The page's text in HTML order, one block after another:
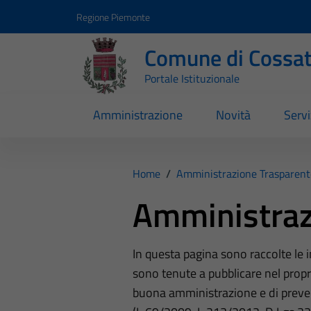
Regione Piemonte
Comune di
Portale Istituzionale
Amministrazione Novità
Home / Amministrazione
In questa pagina sono raccolte
sono tenute a pubblicare nel
buona amministrazione e di